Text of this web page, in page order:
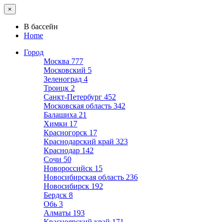
×
В бассейн
Home
Город
Москва 777
Московский 5
Зеленоград 4
Троицк 2
Санкт-Петербург 452
Московская область 342
Балашиха 21
Химки 17
Красногорск 17
Краснодарский край 323
Краснодар 142
Сочи 50
Новороссийск 15
Новосибирская область 236
Новосибирск 192
Бердск 8
Обь 3
Алматы 193